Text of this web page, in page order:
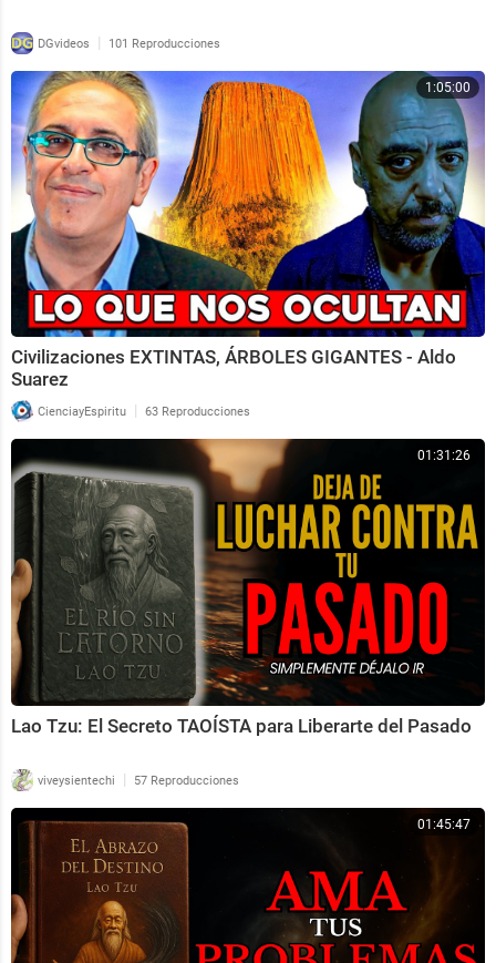
DGvideos | 101 Reproducciones
1:05:00
Civilizaciones EXTINTAS, ÁRBOLES GIGANTES - Aldo
Suarez
CienciayEspiritu | 63 Reproducciones
01:31:26
Lao Tzu: El Secreto TAOÍSTA para Liberarte del Pasado
viveysientechi | 57 Reproducciones
01:45:47